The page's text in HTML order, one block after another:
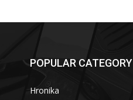
POPULAR CATEGORY
Hronika